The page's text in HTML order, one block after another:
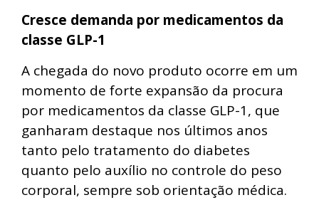
Cresce demanda por medicamentos da
classe GLP-1
A chegada do novo produto ocorre em um
momento de forte expansão da procura
por medicamentos da classe GLP-1, que
ganharam destaque nos últimos anos
tanto pelo tratamento do diabetes
quanto pelo auxílio no controle do peso
corporal, sempre sob orientação médica.